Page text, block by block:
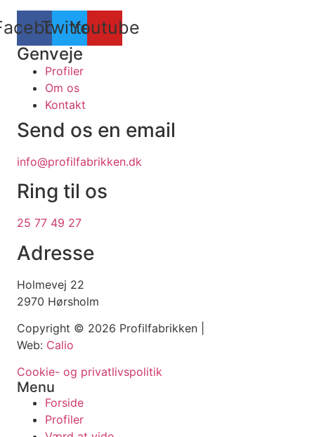
TwitterYoutube
Genveje
Profiler
Om os
Kontakt
Send os en email
info@profilfabrikken.dk
Ring til os
25 77 49 27
Adresse
Holmevej 22
2970 Hørsholm
Copyright © 2026 Profilfabrikken |
Web: Calio
Cookie- og privatlivspolitik
Menu
Forside
Profiler